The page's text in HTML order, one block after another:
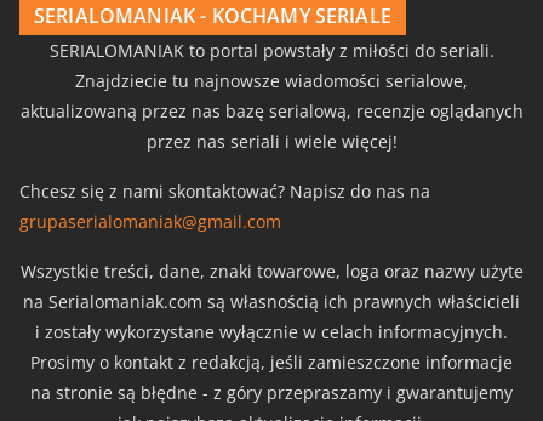
SERIALOMANIAK - KOCHAMY SERIALE
SERIALOMANIAK to portal powstały z miłości do seriali.
Znajdziecie tu najnowsze wiadomości serialowe,
aktualizowaną przez nas bazę serialową, recenzje oglądanych
przez nas seriali i wiele więcej!
Chcesz się z nami skontaktować? Napisz do nas na
grupaserialomaniak@gmail.com
Wszystkie treści, dane, znaki towarowe, loga oraz nazwy użyte
na Serialomaniak.com są własnością ich prawnych właścicieli
i zostały wykorzystane wyłącznie w celach informacyjnych.
Prosimy o kontakt z redakcją, jeśli zamieszczone informacje
na stronie są błędne - z góry przepraszamy i gwarantujemy